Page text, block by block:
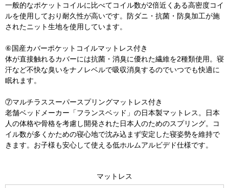
一般的なポケットコイルに比べてコイル数が2倍近くある高密度コイ
ルを使用しており耐久性が高いです。防ダニ・抗菌・防臭加工が施
されたニット生地を使用しています。
⑥国産カバーポケットコイルマットレス付き
体が直接触れるカバーには抗菌・消臭に優れた繊維を2種類使用。寝
汗など不快な臭いをナノレベルで吸収消臭するのでいつでも快適に
眠れます。
⑦マルチラススーパースプリングマットレス付き
老舗ベッドメーカー「フランスベッド」の日本製マットレス。日本
人の体格や骨格を考慮し開発された日本人のためのスプリング。コ
イル数が多くかための寝心地で沈み込まず安定した寝姿勢を維持で
きます。お子様も安心して使える低ホルムアルビデド仕様です。
マットレス